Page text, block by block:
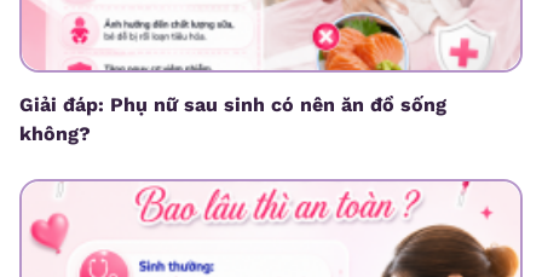
Giải đáp: Phụ nữ sau sinh có nên ăn đồ sống
không?